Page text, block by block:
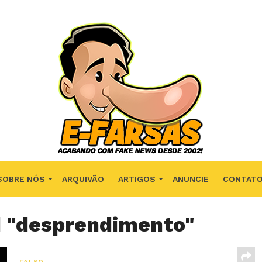
NÓS ARQUIVÃO ARTIGOS ANUNCIE CONTATO